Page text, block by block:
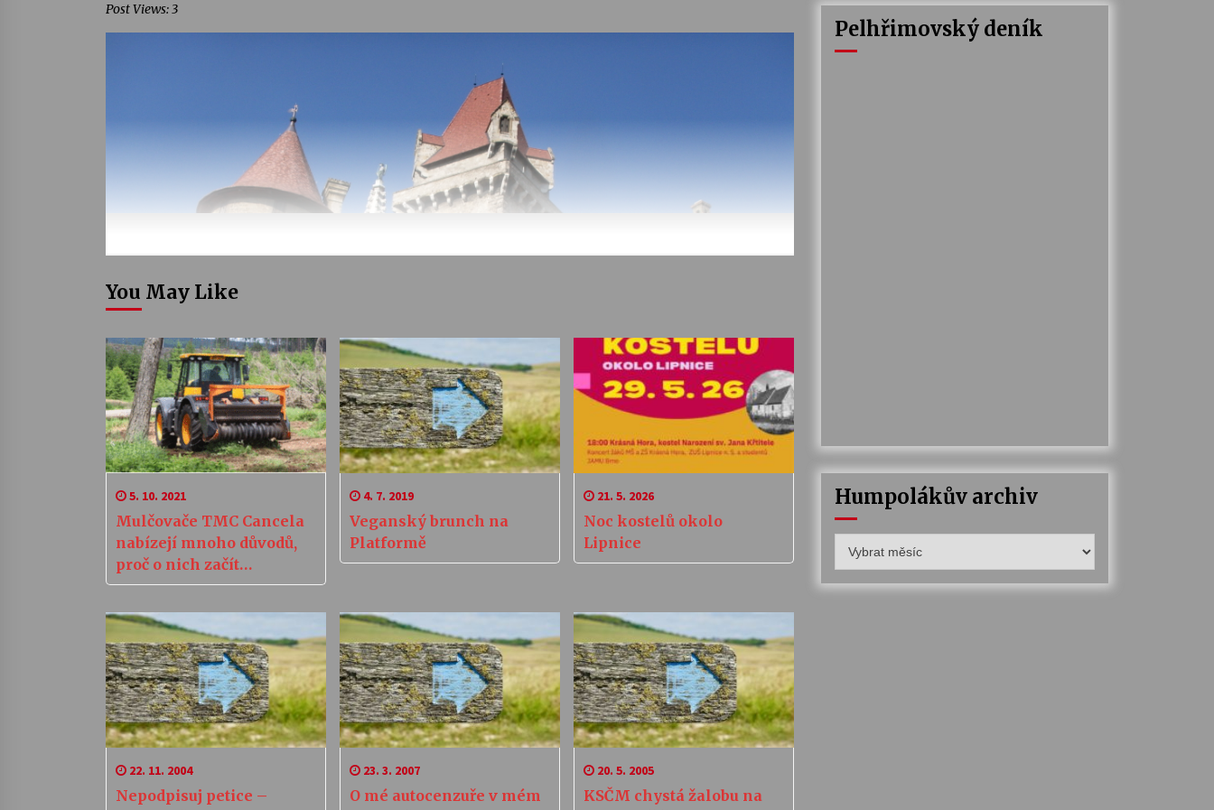
Post Views: 3
You May Like
5. 10. 2021
Mulčovače TMC Cancela
nabízejí mnoho důvodů,
proč o nich začít
přemýšlet
4. 7. 2019
Veganský brunch na
Platformě
21. 5. 2026
Noc kostelů okolo
Lipnice
22. 11. 2004
Nepodpisuj petice –
23. 3. 2007
O mé autocenzuře v mém
20. 5. 2005
KSČM chystá žalobu na
Pelhřimovský deník
Humpolákův archiv
archiv